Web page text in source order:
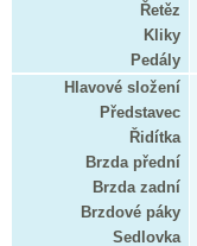
Řetěz
Kliky
Pedály
Hlavové složení
Představec
Řidítka
Brzda přední
Brzda zadní
Brzdové páky
Sedlovka